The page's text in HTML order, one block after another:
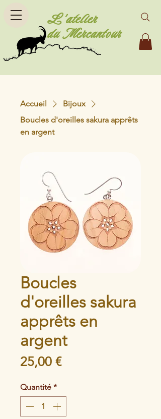
L'atelier
du Mercantour
Accueil
Bijoux
Boucles d'oreilles sakura apprêts
en argent
Boucles
d'oreilles sakura
apprêts en
argent
25,00 €Prix
Quantité *